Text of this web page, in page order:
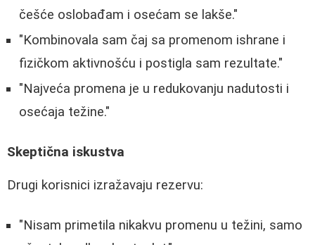
češće oslobađam i osećam se lakše."
"Kombinovala sam čaj sa promenom ishrane i
fizičkom aktivnošću i postigla sam rezultate."
"Najveća promena je u redukovanju nadutosti i
osećaja težine."
Skeptična iskustva
Drugi korisnici izražavaju rezervu:
"Nisam primetila nikakvu promenu u težini, samo